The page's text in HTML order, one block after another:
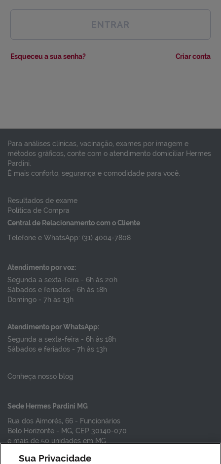
ENTRAR
Esqueceu a sua senha? Criar conta
Para análises clínicas, vacinação, exames por imagem e
métodos gráficos, conte com o atendimento domiciliar Hermes
Pardini.
É mais conforto, segurança e comodidade para você.
Resultados de exame
Política de Compra
Central de Relacionamento com o Cliente
Telefone e WhatsApp: (31) 4004-7808
Atendimento por voz:
Segunda a sexta-feira - 6h às 20h
Sábados e feriados - 6h às 18h
Domingo - 7h às 13h
Atendimento por WhatsApp:
Segunda a sexta-feira - 6h às 18h
Sábados e feriados - 7h às 13h
Conheça nosso blog
Sede Hermes Pardini MG
Rua dos Aimorés, 66 - Funcionários
Belo Horizonte - MG, CEP 30140-070
e mais de 50 unidades em MG
Sua Privacidade